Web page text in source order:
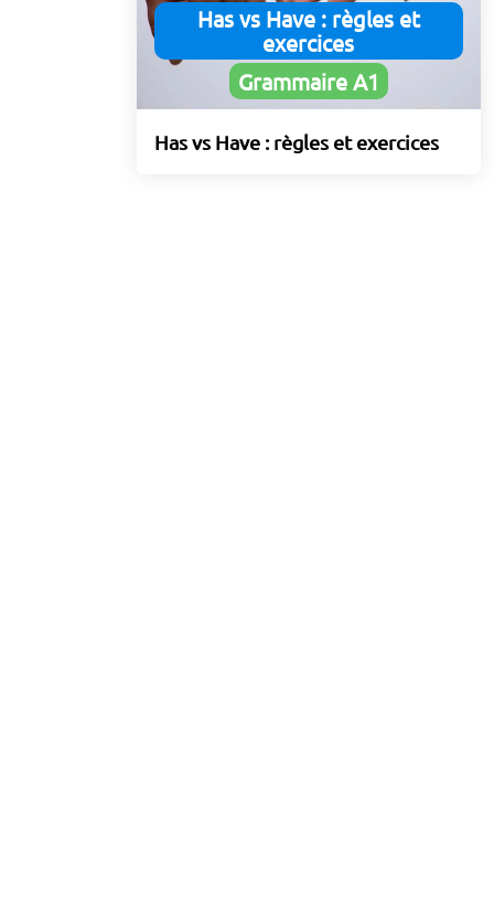
Has vs Have : règles et
exercices
Grammaire A1
Has vs Have : règles et exercices